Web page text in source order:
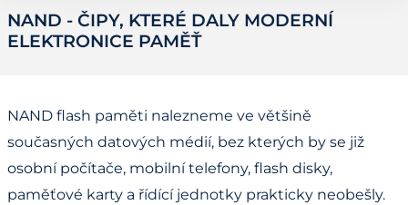
NAND - ČIPY, KTERÉ DALY MODERNÍ
ELEKTRONICE PAMĚŤ
NAND flash paměti nalezneme ve většině
současných datových médií, bez kterých by se již
osobní počítače, mobilní telefony, flash disky,
paměťové karty a řídící jednotky prakticky neobešly.